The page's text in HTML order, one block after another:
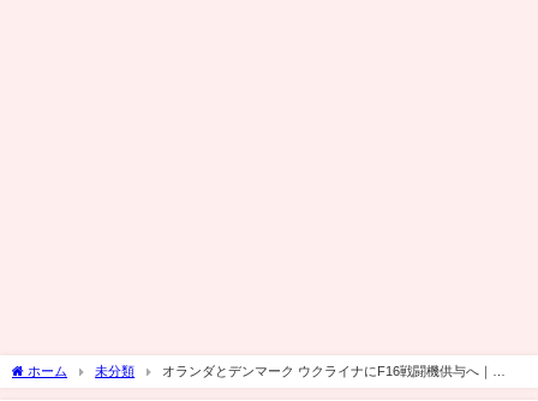
ホーム 未分類
オランダとデンマーク ウクライナにF16戦闘機供与へ｜
TBS NEWS DIG